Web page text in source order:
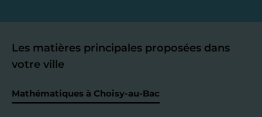
Les matières principales proposées dans
votre ville
Mathématiques à Choisy-au-Bac